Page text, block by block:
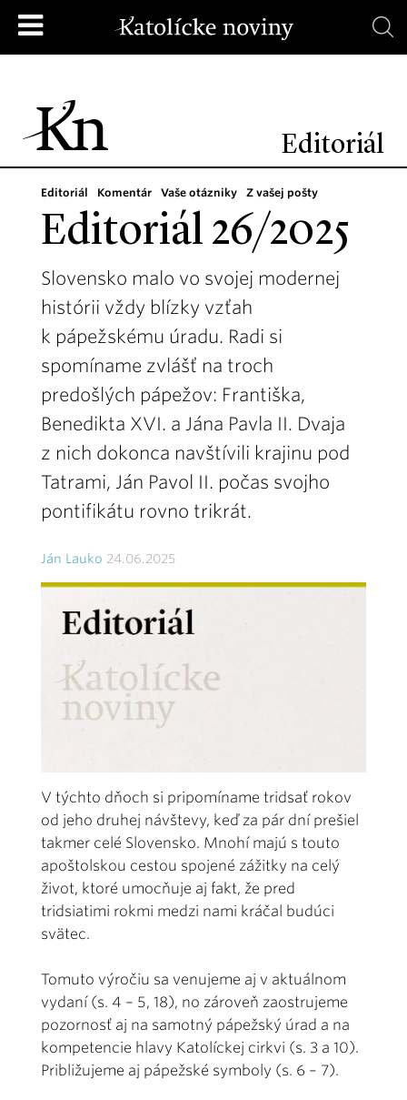
Editoriál
Editoriál Komentár Vaše otázniky Z vašej pošty
Editoriál 26/2025
Slovensko malo vo svojej modernej
histórii vždy blízky vzťah
k pápežskému úradu. Radi si
spomíname zvlášť na troch
predošlých pápežov: Františka,
Benedikta XVI. a Jána Pavla II. Dvaja
z nich dokonca navštívili krajinu pod
Tatrami, Ján Pavol II. počas svojho
pontifikátu rovno trikrát.
Ján Lauko 24.06.2025
V týchto dňoch si pripomíname tridsať rokov
od jeho druhej návštevy, keď za pár dní prešiel
takmer celé Slovensko. Mnohí majú s touto
apoštolskou cestou spojené zážitky na celý
život, ktoré umocňuje aj fakt, že pred
tridsiatimi rokmi medzi nami kráčal budúci
svätec.
Tomuto výročiu sa venujeme aj v aktuálnom
vydaní (s. 4 – 5, 18), no zároveň zaostrujeme
pozornosť aj na samotný pápežský úrad a na
kompetencie hlavy Katolíckej cirkvi (s. 3 a 10).
Približujeme aj pápežské symboly (s. 6 – 7).